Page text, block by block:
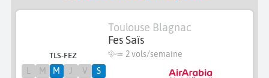
TLS-FEZ
Toulouse Blagnac
Fes Saïs
≃ 2 vols/semaine
M M V S